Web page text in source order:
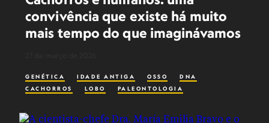
convivência que existe há muito
mais tempo do que imaginávamos
GENÉTICA IDADE ANTIGA OSSO
DNA
CACHORROS
LOBO PALEONTOLOGIA